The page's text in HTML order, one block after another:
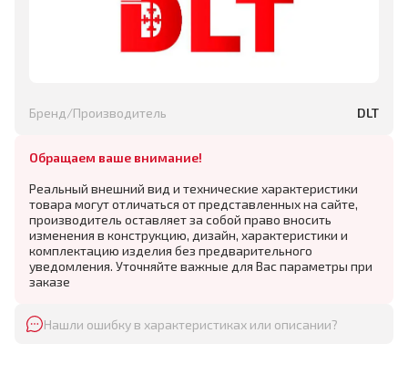
Бренд/Производитель DLT
Обращаем ваше внимание!
Реальный внешний вид и технические характеристики
товара могут отличаться от представленных на сайте,
производитель оставляет за собой право вносить
изменения в конструкцию, дизайн, характеристики и
комплектацию изделия без предварительного
уведомления. Уточняйте важные для Вас параметры при
заказе
Нашли ошибку в характеристиках или описании?